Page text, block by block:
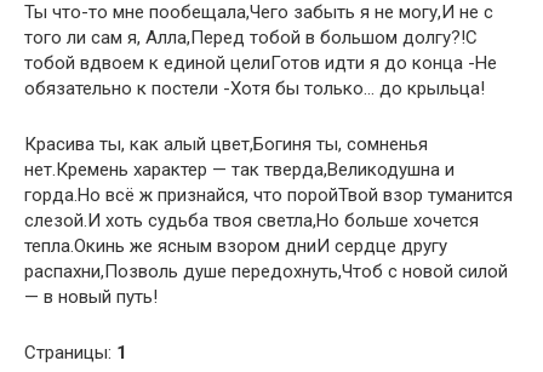
Ты что-то мне пообещала,Чего забыть я не могу,И не с
того ли сам я, Алла,Перед тобой в большом долгу?!С
тобой вдвоем к единой целиГотов идти я до конца -Не
обязательно к постели -Хотя бы только… до крыльца!
Красива ты, как алый цвет,Богиня ты, сомненья
нет.Кремень характер — так тверда,Великодушна и
горда.Но всё ж признайся, что поройТвой взор туманится
слезой.И хоть судьба твоя светла,Но больше хочется
тепла.Окинь же ясным взором дниИ сердце другу
распахни,Позволь душе передохнуть,Чтоб с новой силой
— в новый путь!
Страницы: 1